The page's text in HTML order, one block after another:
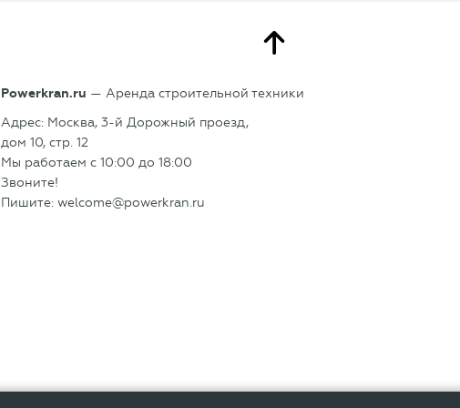
Powerkran.ru — Аренда строительной техники
Адрес: Москва, 3-й Дорожный проезд,
дом 10, cтр. 12
Мы работаем с 10:00 до 18:00
Звоните!
Пишите: welcome@powerkran.ru